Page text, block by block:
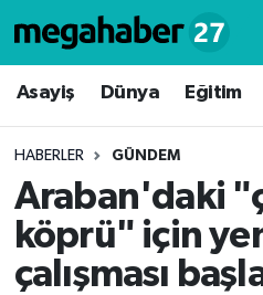
Asayiş Dünya Eğitim
HABERLER GÜNDEM
Araban'daki
köprü" için
çalışması
Hava Durumu
Süper Lig Puan
Tüm Manşetler